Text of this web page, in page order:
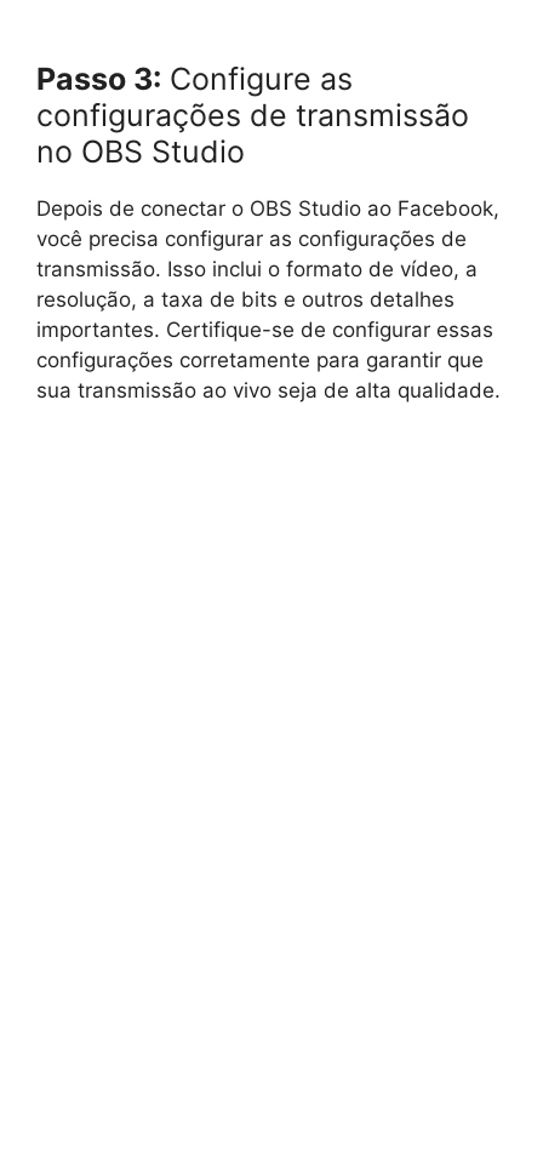
Passo 3: Configure as
configurações de transmissão
no OBS Studio
Depois de conectar o OBS Studio ao Facebook,
você precisa configurar as configurações de
transmissão. Isso inclui o formato de vídeo, a
resolução, a taxa de bits e outros detalhes
importantes. Certifique-se de configurar essas
configurações corretamente para garantir que
sua transmissão ao vivo seja de alta qualidade.